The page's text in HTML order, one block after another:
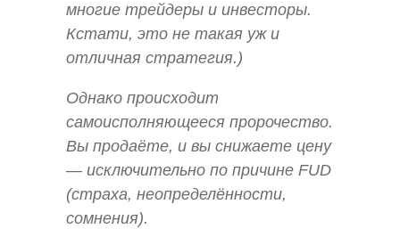
многие трейдеры и инвесторы.
Кстати, это не такая уж и
отличная стратегия.)
Однако происходит
самоисполняющееся пророчество.
Вы продаёте, и вы снижаете цену
— исключительно по причине FUD
(страха, неопределённости,
сомнения).